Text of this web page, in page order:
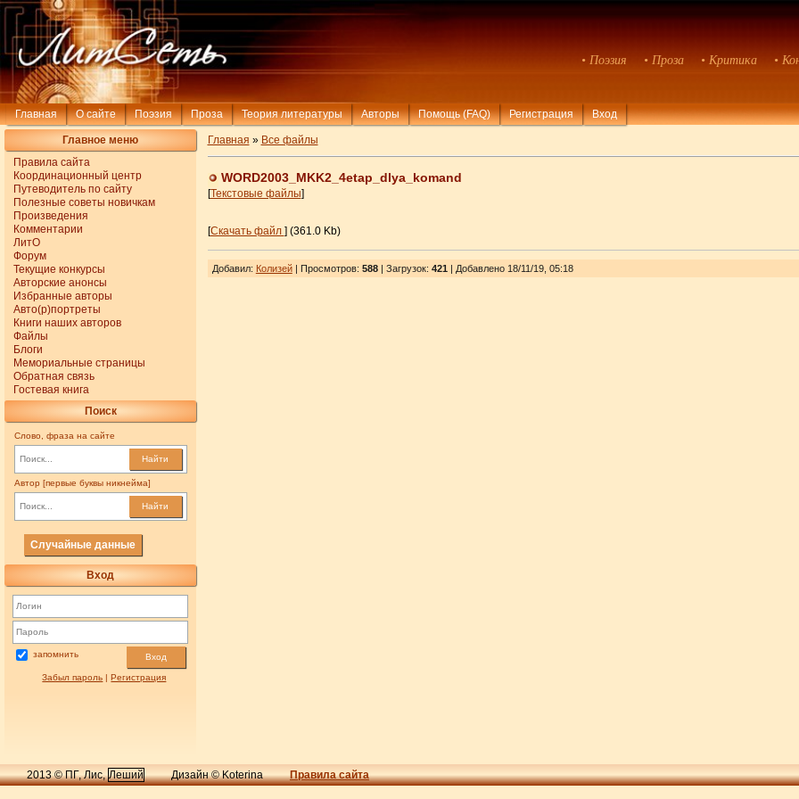
• Поэзия • Проза • Критика •
Главная О сайте Поэзия Проза Теория литературы Авторы Помощь (FAQ) Регистрация Вход
Главное меню
Правила сайта
Координационный центр
Путеводитель по сайту
Полезные советы новичкам
Произведения
Комментарии
ЛитО
Форум
Текущие конкурсы
Авторские анонсы
Избранные авторы
Авто(р)портреты
Книги наших авторов
Файлы
Блоги
Мемориальные страницы
Обратная связь
Гостевая книга
Поиск
Слово, фраза на сайте
Найти
Автор [первые буквы никнейма]
Найти
Случайные данные
Вход
запомнить Вход
Забыл пароль |Регистрация
Главная » Все файлы
WORD2003_MKK2_4etap_dlya_komand
[Текстовые файлы]
[Скачать файл ] (361.0 Kb)
Добавил: Колизей| Просмотров: 588| Загрузок: 421| Добавлено 18/11/19, 05:18
2013 © ПГ, Лис,Леший Дизайн © Koterina Правила сайта